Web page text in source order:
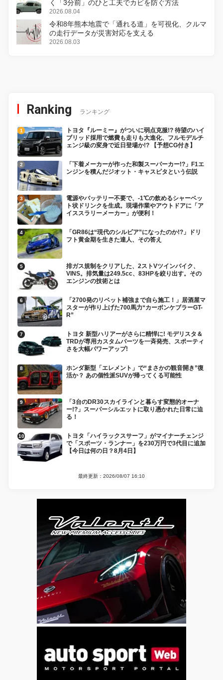
く「3分前」のひと工夫でカビを防ぐ方法
2026.08.04
令和8年熊本地震で「通れる道」を可視化、クルマ
の走行データが災害対応を支える
2026.08.03
Ranking ランキング
トヨタ『ルーミー』がついに弱点克服!? 待望のハイ
ブリッド採用で燃費も走りも大進化、フルモデルチ
ェンジ級の変身で近日登場か!? 【予想CG付き】
「下着メーカーが作った和製スーパーカー!?」F1エ
ンジンを積んだジオット・キャスピタという伝説
電源やバッテリー不要で、-1℃の飲めるシャーベッ
ト状ドリンクを生成。現場作業やアウトドアに「ア
イススラリーメーカー」が便利！
「GR86は“現代のシルビア”になったのか!?」ドリ
フト黄金期を生きた達人、その答え
排ガス規制をクリアした、2ストVツインバイク、
VINS。排気量は249.5cc、83HPを絞り出す。その
エンジンの技術とは
「2700発のリベット補強まで自ら施工！」居酒屋マ
スターが作り上げた700馬力“カーボンケブラーGT-
R”
トヨタ 新型ハリアーがさらに精悍に! モデリスタ＆
TRDが専用カスタムパーツを一斉発売、スポーティ
さを大幅パワーアップ!
ホンダ新型「エレメント」で“まさかの観音開き”復
活か？ あの個性派SUVが帰ってくる可能性
「3台のDR30スカイラインと暮らす変態的オーナ
ー!?」スーパーシルエットに取り憑かれた日常に迫
る！
トヨタ「ハイラックスサーフ」がマイナーチェンジ
で「スポーツ・ランナー」を230万円で3代目に追加
【今日は何の日？8月4日】
最終更新：2026/08/07 16:10